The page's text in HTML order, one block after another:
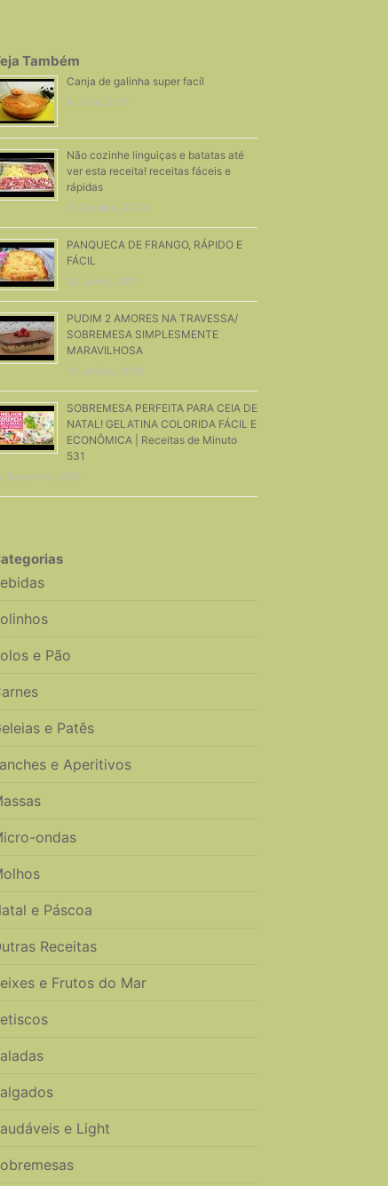
Também
Canja de galinha super facíl
4 Julho, 2017
Não cozinhe linguiças e batatas até
ver esta receita! receitas fáceis e
rápidas
13 Outubro, 2023
PANQUECA DE FRANGO, RÁPIDO E
FÁCIL
29 Junho, 2017
PUDIM 2 AMORES NA TRAVESSA/
SOBREMESA SIMPLESMENTE
MARAVILHOSA
13 Janeiro, 2020
SOBREMESA PERFEITA PARA CEIA DE
NATAL! GELATINA COLORIDA FÁCIL E
ECONÔMICA | Receitas de Minuto
531
Dezembro, 2019
e Pão
e Patês
e Aperitivos
ondas
e Páscoa
Receitas
e Frutos do Mar
e Light